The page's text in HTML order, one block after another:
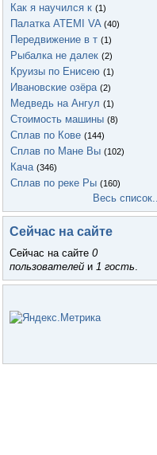
Как я научился к (1)
Палатка ATEMI VA (40)
Передвижение в т (1)
Рыбалка не далек (2)
Круизы по Енисею (1)
Ивановские озёра (2)
Медведь на Ангул (1)
Стоимость машины (8)
Сплав по Кове (144)
Сплав по Мане Вы (102)
Кача (346)
Сплав по реке Ры (160)
Весь список...
Сейчас на сайте
Сейчас на сайте 0
пользователей и 1 гость.